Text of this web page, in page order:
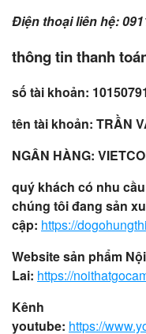
Điện thoại liên hệ:
thông tin thanh
số tài khoản:
tên tài khoản: TRẦN
NGÂN HÀNG:
quý khách có nhu
chúng tôi đang sản
cập: https://
Website sản phẩm
Lai: https://
Kênh
youtube: https://